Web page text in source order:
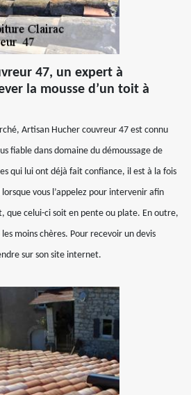
47, un expert à
la mousse d’un toit à
Artisan Hucher couvreur 47 est connu
fiable dans domaine du démoussage de
qui lui ont déjà fait confiance, il est à la fois
vous l’appelez pour intervenir afin
que celui-ci soit en pente ou plate. En outre,
moins chères. Pour recevoir un devis
sur son site internet.